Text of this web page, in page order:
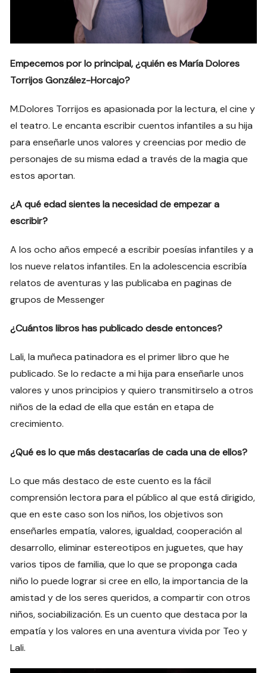
Empecemos por lo principal, ¿quién es María Dolores
Torrijos González-Horcajo?
M.Dolores Torrijos es apasionada por la lectura, el cine y
el teatro. Le encanta escribir cuentos infantiles a su hija
para enseñarle unos valores y creencias por medio de
personajes de su misma edad a través de la magia que
estos aportan.
¿A qué edad sientes la necesidad de empezar a
escribir?
A los ocho años empecé a escribir poesías infantiles y a
los nueve relatos infantiles. En la adolescencia escribía
relatos de aventuras y las publicaba en paginas de
grupos de Messenger
¿Cuántos libros has publicado desde entonces?
Lali, la muñeca patinadora es el primer libro que he
publicado. Se lo redacte a mi hija para enseñarle unos
valores y unos principios y quiero transmitirselo a otros
niños de la edad de ella que están en etapa de
crecimiento.
¿Qué es lo que más destacarías de cada una de ellos?
Lo que más destaco de este cuento es la fácil
comprensión lectora para el público al que está dirigido,
que en este caso son los niños, los objetivos son
enseñarles empatía, valores, igualdad, cooperación al
desarrollo, eliminar estereotipos en juguetes, que hay
varios tipos de familia, que lo que se proponga cada
niño lo puede lograr si cree en ello, la importancia de la
amistad y de los seres queridos, a compartir con otros
niños, sociabilización. Es un cuento que destaca por la
empatía y los valores en una aventura vivida por Teo y
Lali.